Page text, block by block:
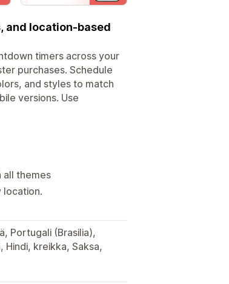
and location-based
timers across your
purchases. Schedule
and styles to match
versions. Use
all themes
location.
Portugali (Brasilia),
Hindi, kreikka, Saksa,